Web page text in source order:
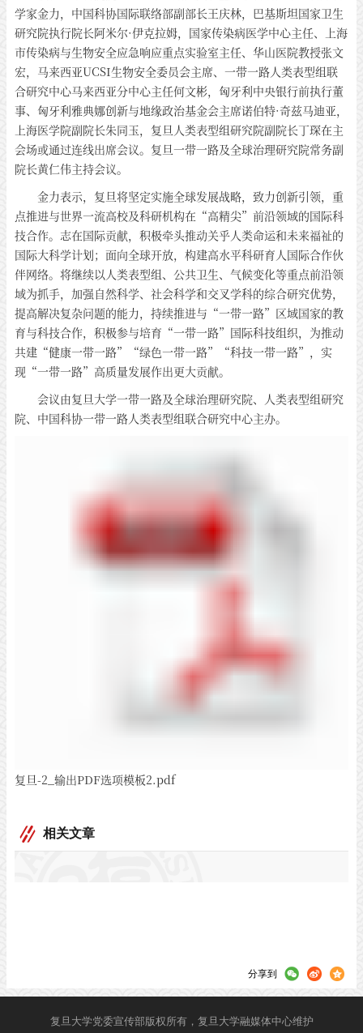
学家金力，中国科协国际联络部副部长王庆林，巴基斯坦国家卫生
研究院执行院长阿米尔·伊克拉姆，国家传染病医学中心主任、上海
市传染病与生物安全应急响应重点实验室主任、华山医院教授张文
宏，马来西亚UCSI生物安全委员会主席、一带一路人类表型组联
合研究中心马来西亚分中心主任何文彬，匈牙利中央银行前执行董
事、匈牙利雅典娜创新与地缘政治基金会主席诺伯特·奇兹马迪亚，
上海医学院副院长朱同玉，复旦人类表型组研究院副院长丁琛在主
会场或通过连线出席会议。复旦一带一路及全球治理研究院常务副
院长黄仁伟主持会议。
金力表示，复旦将坚定实施全球发展战略，致力创新引领，重
点推进与世界一流高校及科研机构在“高精尖”前沿领域的国际科
技合作。志在国际贡献，积极牵头推动关乎人类命运和未来福祉的
国际大科学计划；面向全球开放，构建高水平科研育人国际合作伙
伴网络。将继续以人类表型组、公共卫生、气候变化等重点前沿领
域为抓手，加强自然科学、社会科学和交叉学科的综合研究优势，
提高解决复杂问题的能力，持续推进与“一带一路”区域国家的教
育与科技合作，积极参与培育“一带一路”国际科技组织，为推动
共建“健康一带一路”“绿色一带一路”“科技一带一路”，实
现“一带一路”高质量发展作出更大贡献。
会议由复旦大学一带一路及全球治理研究院、人类表型组研究
院、中国科协一带一路人类表型组联合研究中心主办。
复旦-2_输出PDF选项模板2.pdf
相关文章
分享到
复旦大学党委宣传部版权所有，复旦大学融媒体中心维护